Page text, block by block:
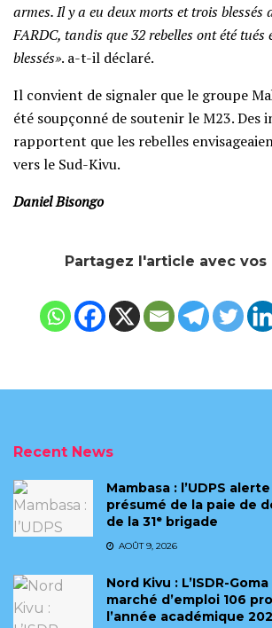
armes. Il y a eu deux morts et trois blessés
FARDC, tandis que 32 rebelles ont été
blessés». a-t-il déclaré.
Il convient de signaler que le groupe
été soupçonné de soutenir le M23. Des
rapportent que les rebelles
vers le Sud-Kivu.
Daniel Bisongo
Partagez l'article avec vos
Recent News
Mambasa : l’UDPS
présumé de la paie de
de la 31ᵉ brigade
AOÛT 9, 2026
Nord Kivu : L’ISDR-
marché d’emploi 106
l’année académique